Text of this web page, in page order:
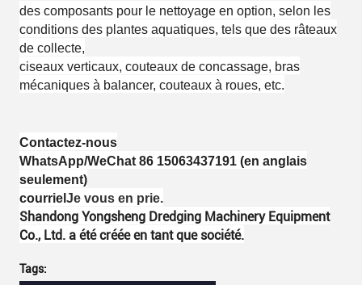
des composants pour le nettoyage en option, selon les
conditions des plantes aquatiques, tels que des râteaux
de collecte,
ciseaux verticaux, couteaux de concassage, bras
mécaniques à balancer, couteaux à roues, etc.
Contactez-nous
WhatsApp/WeChat 86 15063437191 (en anglais
seulement)
courriel Je vous en prie.
Shandong Yongsheng Dredging Machinery Equipment
Co., Ltd. a été créée en tant que société.
Tags: